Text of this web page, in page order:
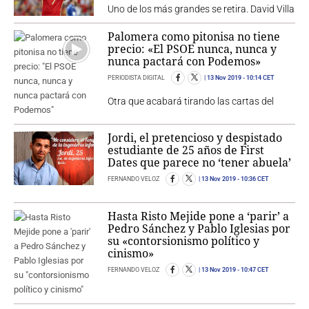
Uno de los más grandes se retira. David Villa
Palomera como pitonisa no tiene
precio: «El PSOE nunca, nunca y
nunca pactará con Podemos»
PERIODISTA DIGITAL 13 Nov 2019 - 10:14 CET
Otra que acabará tirando las cartas del
Jordi, el pretencioso y despistado
estudiante de 25 años de First
Dates que parece no ‘tener abuela’
FERNANDO VELOZ 13 Nov 2019 - 10:36 CET
Hasta Risto Mejide pone a ‘parir’ a
Pedro Sánchez y Pablo Iglesias por
su «contorsionismo político y
cinismo»
FERNANDO VELOZ 13 Nov 2019 - 10:47 CET